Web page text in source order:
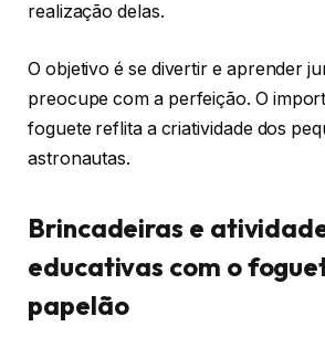
realização delas.
O objetivo é se divertir e aprender
preocupe com a perfeição. O
foguete reflita a criatividade dos
astronautas.
Brincadeiras e
educativas com o
papelão